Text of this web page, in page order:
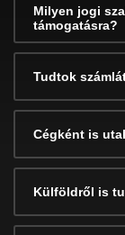
Milyen jogi
támogatásra?
Tudtok
Cégként is
Külföldről is